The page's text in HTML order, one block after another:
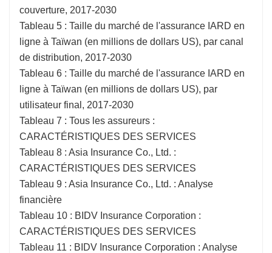
couverture, 2017-2030
Tableau 5 : Taille du marché de l'assurance IARD en
ligne à Taïwan (en millions de dollars US), par canal
de distribution, 2017-2030
Tableau 6 : Taille du marché de l'assurance IARD en
ligne à Taïwan (en millions de dollars US), par
utilisateur final, 2017-2030
Tableau 7 : Tous les assureurs :
CARACTÉRISTIQUES DES SERVICES
Tableau 8 : Asia Insurance Co., Ltd. :
CARACTÉRISTIQUES DES SERVICES
Tableau 9 : Asia Insurance Co., Ltd. : Analyse
financière
Tableau 10 : BIDV Insurance Corporation :
CARACTÉRISTIQUES DES SERVICES
Tableau 11 : BIDV Insurance Corporation : Analyse